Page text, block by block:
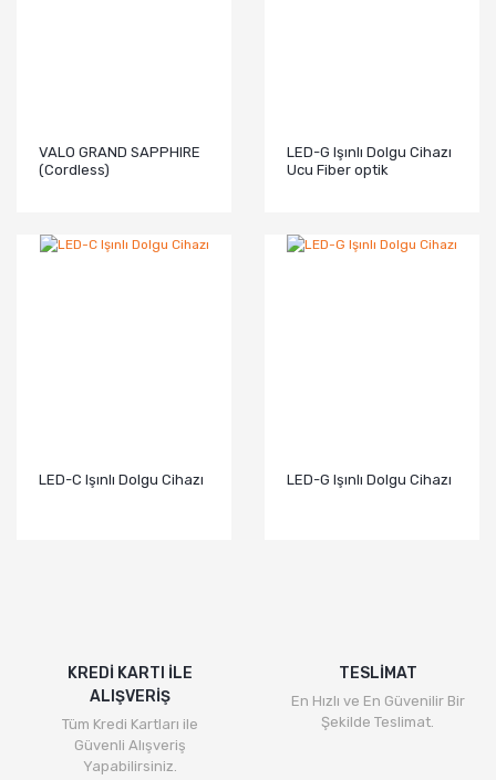
VALO GRAND SAPPHIRE
(Cordless)
LED-G Işınlı Dolgu Cihazı
Ucu Fiber optik
LED-C Işınlı Dolgu Cihazı LED-G Işınlı Dolgu Cihazı
KREDİ KARTI İLE
ALIŞVERİŞ
Tüm Kredi Kartları ile
Güvenli Alışveriş
Yapabilirsiniz.
TESLİMAT
En Hızlı ve En Güvenilir Bir
Şekilde Teslimat.